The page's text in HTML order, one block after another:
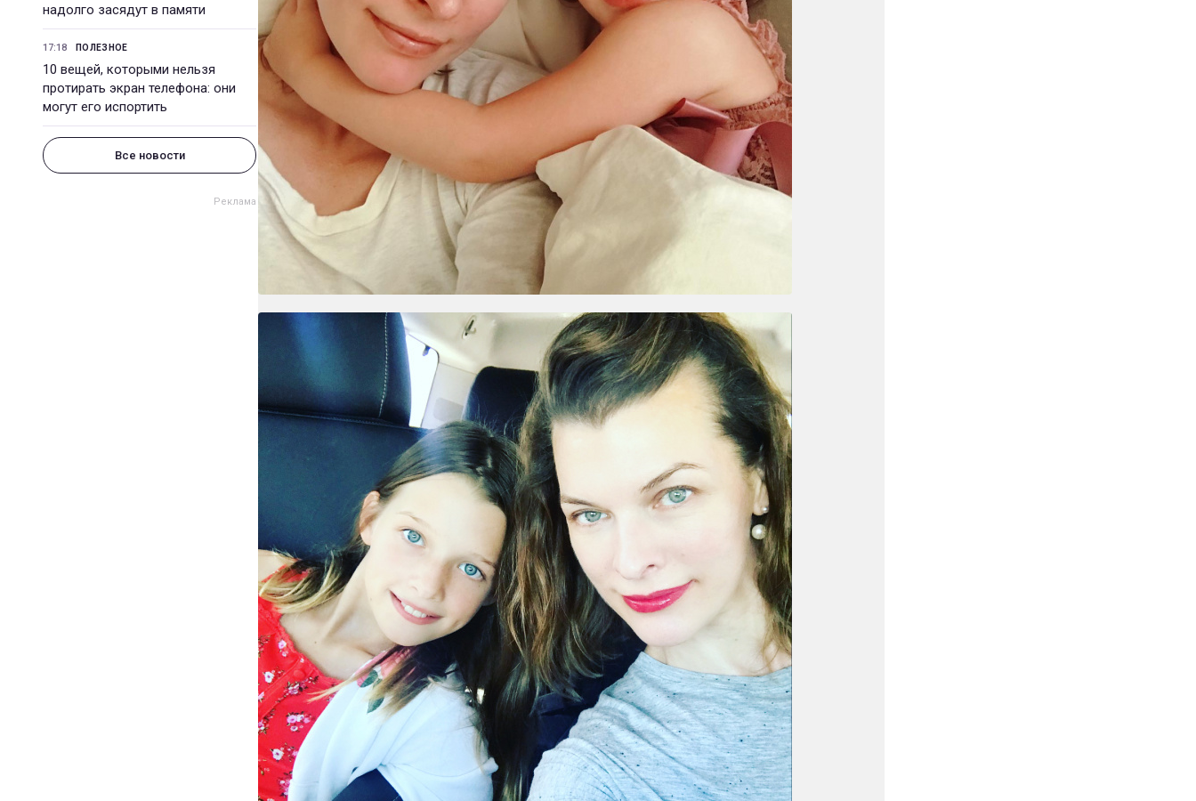
надолго засядут в памяти
17:18 ПОЛЕЗНОЕ
10 вещей, которыми нельзя
протирать экран телефона: они
могут его испортить
Все новости